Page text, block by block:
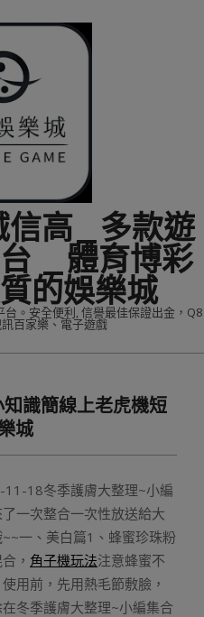
信高_多款遊
_體育博彩
的娛樂城
。安全便利, 信譽最佳保證出金，Q8
百家樂、電子遊戲
識簡線上老虎機短
城
18冬季護膚大整理~小編
一次整合一次性放送給大
一、美白篇1、蜂蜜珍珠粉
， 角子機玩法注意蜂蜜不
用前，先用熱毛節敷臉，
冬季護膚大整理~小編集合